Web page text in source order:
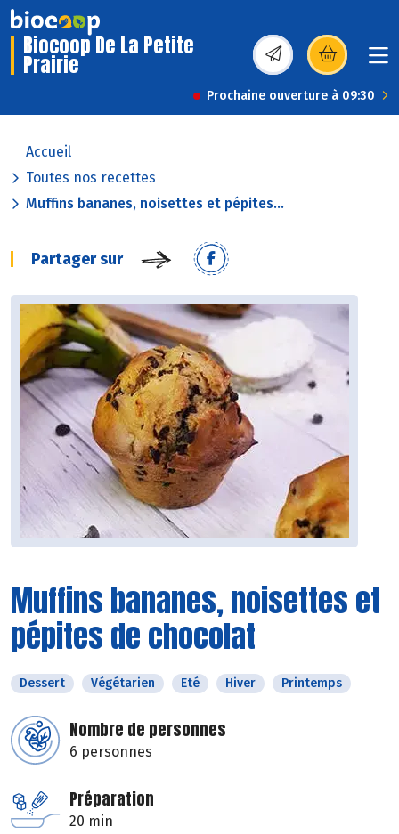
Biocoop De La Petite
Prairie (s’ouvre dans une
Prochaine ouverture à 09:30
Accueil
Toutes nos recettes
Muffins bananes, noisettes et pépites...
Partager sur
Muffins bananes, noisettes et
pépites de chocolat
Dessert Végétarien Eté Hiver Printemps
Nombre de personnes
6 personnes
Préparation
20 min